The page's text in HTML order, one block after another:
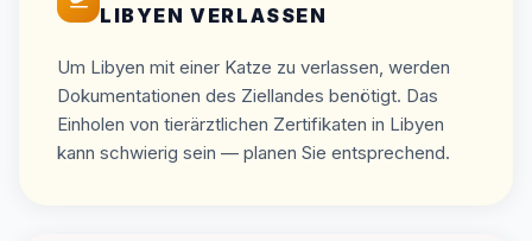
LIBYEN VERLASSEN
Um Libyen mit einer Katze zu verlassen, werden
Dokumentationen des Ziellandes benötigt. Das
Einholen von tierärztlichen Zertifikaten in Libyen
kann schwierig sein — planen Sie entsprechend.